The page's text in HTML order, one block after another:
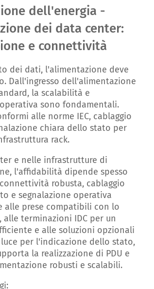
dell'energia -
dei data center:
e connettività
dei dati, l'alimentazione deve
Dall'ingresso dell'alimentazione
la scalabilità e
sono fondamentali.
alle norme IEC, cablaggio
chiara dello stato per
rack.
e nelle infrastrutture di
l'affidabilità dipende spesso
robusta, cablaggio
e segnalazione operativa
alle prese compatibili con lo
alle terminazioni IDC per un
e alle soluzioni opzionali
per l'indicazione dello stato,
la realizzazione di PDU e
robusti e scalabili.